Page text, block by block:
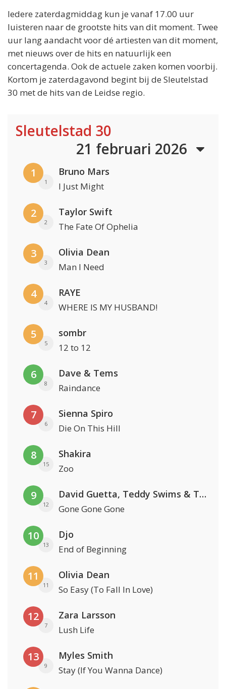
Iedere zaterdagmiddag kun je vanaf 17.00 uur
luisteren naar de grootste hits van dit moment. Twee
uur lang aandacht voor dé artiesten van dit moment,
met nieuws over de hits en natuurlijk een
concertagenda. Ook de actuele zaken komen voorbij.
Kortom je zaterdagavond begint bij de Sleutelstad
30 met de hits van de Leidse regio.
Sleutelstad 30
21 februari 2026
1
1
Bruno Mars
I Just Might
2
2
Taylor Swift
The Fate Of Ophelia
3
3
Olivia Dean
Man I Need
4
4
RAYE
WHERE IS MY HUSBAND!
5
5
sombr
12 to 12
6
8
Dave & Tems
Raindance
7
6
Sienna Spiro
Die On This Hill
8
15
Shakira
Zoo
9
12
David Guetta, Teddy Swims & Tones And I
Gone Gone Gone
10
13
Djo
End of Beginning
11
11
Olivia Dean
So Easy (To Fall In Love)
12
7
Zara Larsson
Lush Life
13
9
Myles Smith
Stay (If You Wanna Dance)